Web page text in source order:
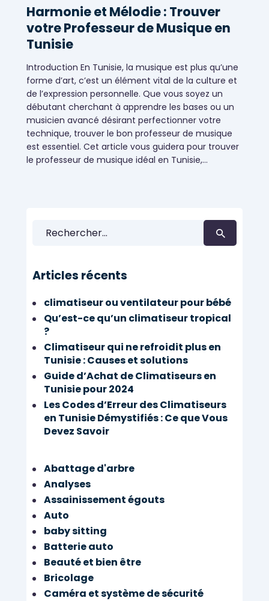
Coaching et formation
Harmonie et Mélodie : Trouver
votre Professeur de Musique en
Tunisie
Introduction En Tunisie, la musique est plus qu’une
forme d’art, c’est un élément vital de la culture et
de l’expression personnelle. Que vous soyez un
débutant cherchant à apprendre les bases ou un
musicien avancé désirant perfectionner votre
technique, trouver le bon professeur de musique
est essentiel. Cet article vous guidera pour trouver
le professeur de musique idéal en Tunisie,…
Rechercher :
Articles récents
climatiseur ou ventilateur pour bébé
Qu’est-ce qu’un climatiseur tropical
?
Climatiseur qui ne refroidit plus en
Tunisie : Causes et solutions
Guide d’Achat de Climatiseurs en
Tunisie pour 2024
Les Codes d’Erreur des Climatiseurs
en Tunisie Démystifiés : Ce que Vous
Devez Savoir
Abattage d'arbre
Analyses
Assainissement égouts
Auto
baby sitting
Batterie auto
Beauté et bien être
Bricolage
Caméra et système de sécurité